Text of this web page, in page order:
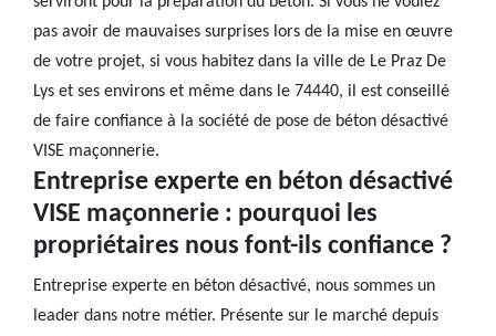
pas avoir de mauvaises surprises lors de la mise en œuvre
de votre projet, si vous habitez dans la ville de Le Praz De
Lys et ses environs et même dans le 74440, il est conseillé
de faire confiance à la société de pose de béton désactivé
VISE maçonnerie.
Entreprise experte en béton désactivé
VISE maçonnerie : pourquoi les
propriétaires nous font-ils confiance ?
Entreprise experte en béton désactivé, nous sommes un
leader dans notre métier. Présente sur le marché depuis